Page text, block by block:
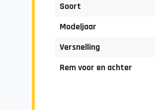
Soort
Modeljaar
Versnelling
Rem voor en achter